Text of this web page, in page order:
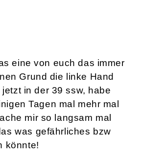
eine von euch das immer
Grund die linke Hand
in der 39 ssw, habe
Tagen mal mehr mal
mir so langsam mal
was gefährliches bzw
könnte!